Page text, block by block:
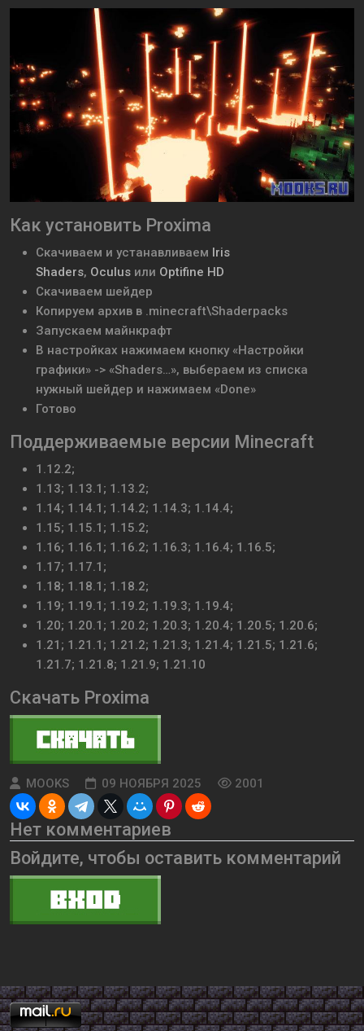
Как установить Proxima
Скачиваем и устанавливаем Iris
Shaders, Oculus или Optifine HD
Скачиваем шейдер
Копируем архив в .minecraft\Shaderpacks
Запускаем майнкрафт
В настройках нажимаем кнопку «Настройки
графики» -> «Shaders…», выбераем из списка
нужный шейдер и нажимаем «Done»
Готово
Поддерживаемые версии Minecraft
1.12.2;
1.13; 1.13.1; 1.13.2;
1.14; 1.14.1; 1.14.2; 1.14.3; 1.14.4;
1.15; 1.15.1; 1.15.2;
1.16; 1.16.1; 1.16.2; 1.16.3; 1.16.4; 1.16.5;
1.17; 1.17.1;
1.18; 1.18.1; 1.18.2;
1.19; 1.19.1; 1.19.2; 1.19.3; 1.19.4;
1.20; 1.20.1; 1.20.2; 1.20.3; 1.20.4; 1.20.5; 1.20.6;
1.21; 1.21.1; 1.21.2; 1.21.3; 1.21.4; 1.21.5; 1.21.6;
1.21.7; 1.21.8; 1.21.9; 1.21.10
Скачать Proxima
MOOKS 09 НОЯБРЯ 2025 2001
Нет комментариев
Войдите, чтобы оставить комментарий